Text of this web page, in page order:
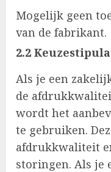
Mogelijk geen
van de fabrikant.
2.2
Als je een
de
wordt het
te gebruiken.
afdrukkwaliteit
storingen. Als je